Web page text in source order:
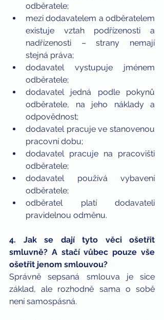
odběratele;
mezi dodavatelem a odběratelem
existuje vztah podřízenosti a
nadřízenosti – strany nemají
stejná práva;
dodavatel vystupuje jménem
odběratele;
dodavatel jedná podle pokynů
odběratele, na jeho náklady a
odpovědnost;
dodavatel pracuje ve stanovenou
pracovní dobu;
dodavatel pracuje na pracovišti
odběratele;
dodavatel používá vybavení
odběratele;
odběratel platí dodavateli
pravidelnou odměnu.
4. Jak se dají tyto věci ošetřit
smluvně? A stačí vůbec pouze vše
ošetřit jenom smlouvou?
Správně sepsaná smlouva je sice
základ, ale rozhodně sama o sobě
není samospásná.